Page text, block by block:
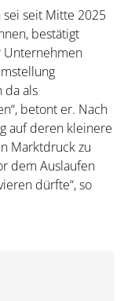
seit Mitte 2025
bestätigt
Unternehmen
da als
betont er. Nach
auf deren kleinere
Marktdruck zu
dem Auslaufen
dürfte“, so